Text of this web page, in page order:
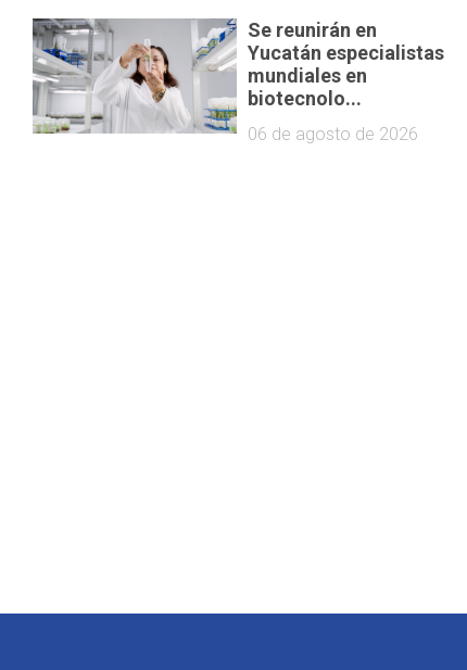
Se reunirán en
Yucatán especialistas
mundiales en
biotecnolo...
06 de agosto de 2026